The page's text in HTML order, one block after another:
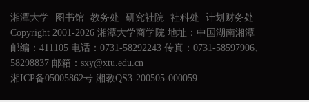
湘潭大学 图书馆 教务处 研究社院 社科处
计划财务处
Copyright 2001-2026 湘潭大学商学院 地址：中国湖南湘潭
邮编：411105 电话：0731-58292243 传真：0731-58597906、
58298837 邮箱：sxy@xtu.edu.cn
湘ICP备05005862号 湘教QS3-200505-000059